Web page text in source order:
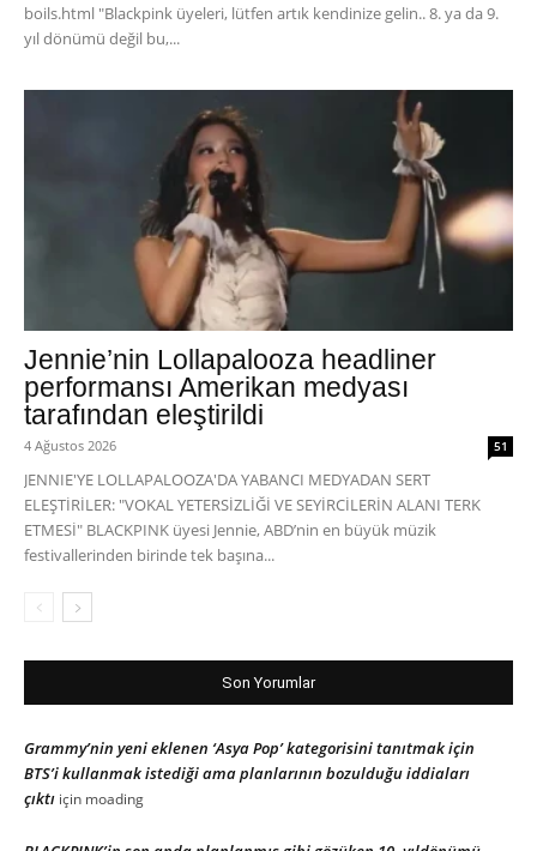
boils.html "Blackpink üyeleri, lütfen artık kendinize gelin.. 8. ya da 9.
yıl dönümü değil bu,...
Jennie’nin Lollapalooza headliner
performansı Amerikan medyası
tarafından eleştirildi
4 Ağustos 2026 51
JENNIE'YE LOLLAPALOOZA'DA YABANCI MEDYADAN SERT
ELEŞTİRİLER: "VOKAL YETERSİZLİĞİ VE SEYİRCİLERİN ALANI TERK
ETMESİ" BLACKPINK üyesi Jennie, ABD’nin en büyük müzik
festivallerinden birinde tek başına...
Son Yorumlar
Grammy’nin yeni eklenen ‘Asya Pop’ kategorisini tanıtmak için
BTS’i kullanmak istediği ama planlarının bozulduğu iddiaları
çıktı için moading